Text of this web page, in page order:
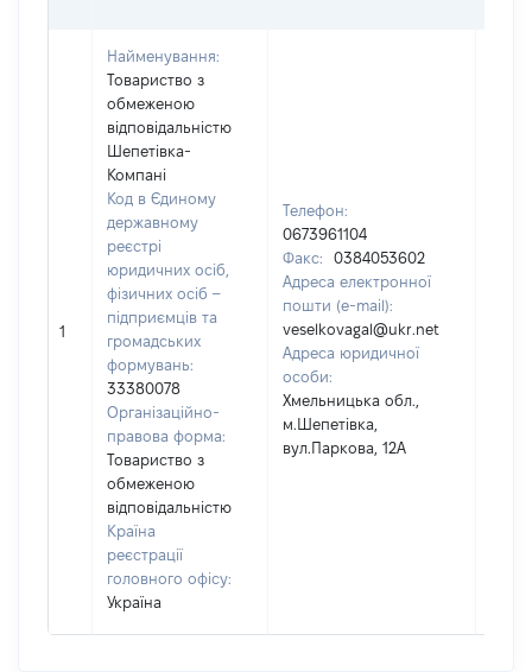
1
Найменування:
Товариство з
обмеженою
відповідальністю
Шепетівка-
Компані
Код в Єдиному
державному
реєстрі
юридичних осіб,
фізичних осіб –
підприємців та
громадських
формувань:
33380078
Організаційно-
правова форма:
Товариство з
обмеженою
відповідальністю
Країна
реєстрації
головного офісу:
Україна
Телефон:
0673961104
Факс:
0384053602
Адреса електронної
пошти (e-mail):
veselkovagal@ukr.net
Адреса юридичної
особи:
Хмельницька обл.,
м.Шепетівка,
вул.Паркова, 12А